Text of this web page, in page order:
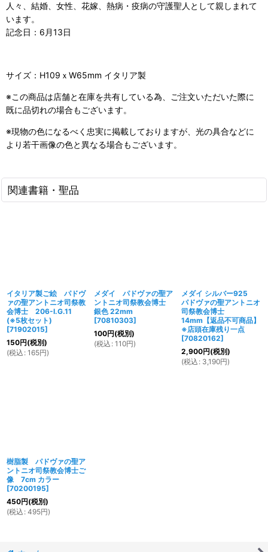
人々、結婚、女性、花嫁、熱病・疫病の守護聖人として親しまれて
います。
記念日：6月13日
サイズ：H109ｘW65mm イタリア製
※この商品は店舗と在庫を共有している為、ご注文いただいた際に
既に品切れの場合もございます。
※現物の色になるべく忠実に掲載しておりますが、光の具合などに
より若干画像の色と異なる場合もございます。
関連書籍・聖品
イタリア製ご絵 パドヴ
ァの聖アントニオ司祭教
会博士 206-I.G.11
(※5枚セット)
[71902015]
150円(税別)
(税込 : 165円)
メダイ パドヴァの聖ア
ントニオ司祭教会博士
銀色 22mm
[70810303]
100円(税別)
(税込 : 110円)
メダイ シルバー925
パドヴァの聖アントニオ
司祭教会博士
14mm【返品不可商品】
※店頭在庫残り一点
[70820162]
2,900円(税別)
(税込 : 3,190円)
樹脂製 パドヴァの聖ア
ントニオ司祭教会博士ご
像 7cm カラー
[70200195]
450円(税別)
(税込 : 495円)